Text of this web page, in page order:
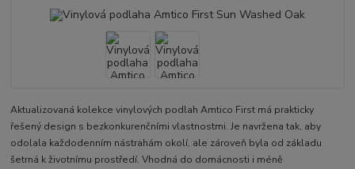
Aktualizovaná kolekce vinylových podlah Amtico First má prakticky
řešený design s bezkonkurenčními vlastnostmi. Je navržena tak, aby
odolala každodenním nástrahám okolí, ale zároveň byla od základu
šetrná k životnímu prostředí. Vhodná do domácnosti i méně